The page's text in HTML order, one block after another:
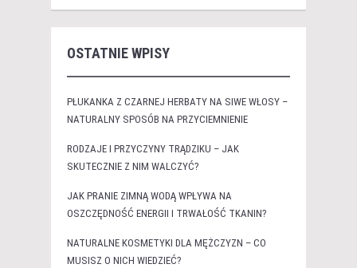
OSTATNIE WPISY
PŁUKANKA Z CZARNEJ HERBATY NA SIWE WŁOSY –
NATURALNY SPOSÓB NA PRZYCIEMNIENIE
RODZAJE I PRZYCZYNY TRĄDZIKU – JAK
SKUTECZNIE Z NIM WALCZYĆ?
JAK PRANIE ZIMNĄ WODĄ WPŁYWA NA
OSZCZĘDNOŚĆ ENERGII I TRWAŁOŚĆ TKANIN?
NATURALNE KOSMETYKI DLA MĘŻCZYZN – CO
MUSISZ O NICH WIEDZIEĆ?